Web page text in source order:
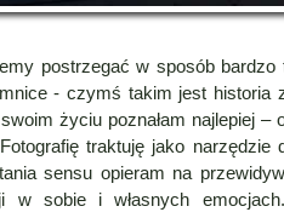
postrzegać w sposób
- czymś takim jest historia
życiu poznałam najlepiej
traktuję jako
sensu opieram na
w sobie i własnych